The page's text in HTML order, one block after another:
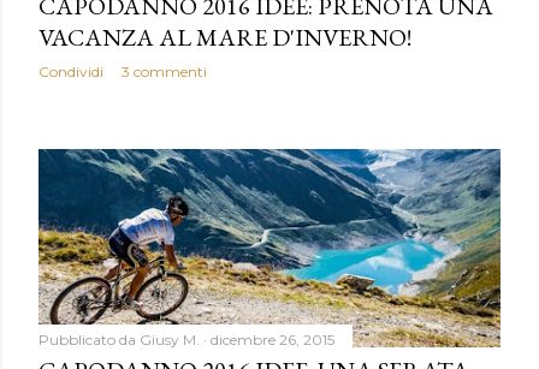
VACANZA AL MARE D'INVERNO!
Condividi 3 commenti
Pubblicato da Giusy M. dicembre 26, 2015